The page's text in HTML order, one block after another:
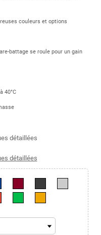
couleurs et options
battage se roule pour un gain
40°C
détaillées
détaillées